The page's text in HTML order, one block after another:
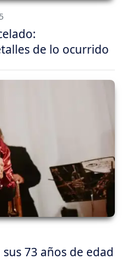
de lo ocurrido
73 años de edad